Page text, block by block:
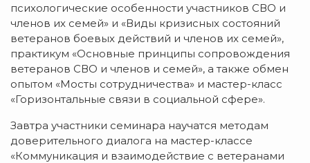
психологические особенности участников СВО и
членов их семей» и «Виды кризисных состояний
ветеранов боевых действий и членов их семей»,
практикум «Основные принципы сопровождения
ветеранов СВО и членов и семей», а также обмен
опытом «Мосты сотрудничества» и мастер-класс
«Горизонтальные связи в социальной сфере».
Завтра участники семинара научатся методам
доверительного диалога на мастер-классе
«Коммуникация и взаимодействие с ветеранами